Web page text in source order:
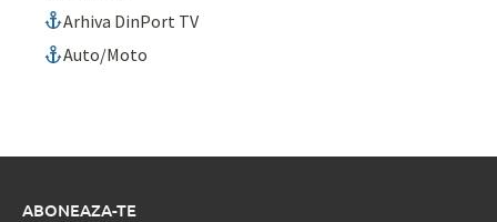
Arhiva DinPort TV
Auto/Moto
ABONEAZA-TE